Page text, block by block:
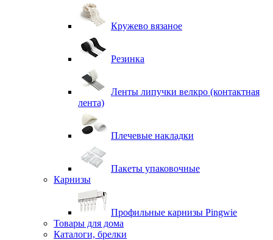
Кружево вязаное
Резинка
Ленты липучки велкро (контактная
лента)
Плечевые накладки
Пакеты упаковочные
Карнизы
Профильные карнизы Pingwie
Товары для дома
Каталоги, брелки